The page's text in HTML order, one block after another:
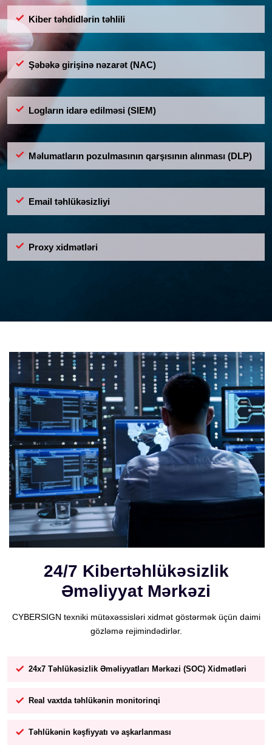
Kiber təhdidlərin təhlili
Şəbəkə girişinə nəzarət (NAC)
Logların idarə edilməsi (SIEM)
Məlumatların pozulmasının qarşısının alınması (DLP)
Email təhlükəsizliyi
Proxy xidmətləri
24/7 Kibertəhlükəsizlik
Əməliyyat Mərkəzi
CYBERSIGN texniki mütəxəssisləri xidmət göstərmək üçün daimi
gözləmə rejimindədirlər.
24x7 Təhlükəsizlik Əməliyyatları Mərkəzi (SOC) Xidmətləri
Real vaxtda təhlükənin monitorinqi
Təhlükənin kəşfiyyatı və aşkarlanması